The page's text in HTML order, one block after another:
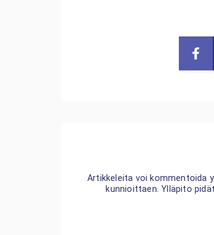
Artikkeleita voi kommentoida
kunnioittaen. Ylläpito